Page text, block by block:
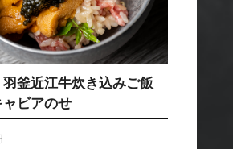
釜近江牛炊き込みご飯
ビアのせ